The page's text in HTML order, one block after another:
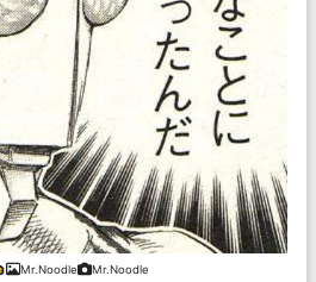
Mr.Noodle Mr.Noodle